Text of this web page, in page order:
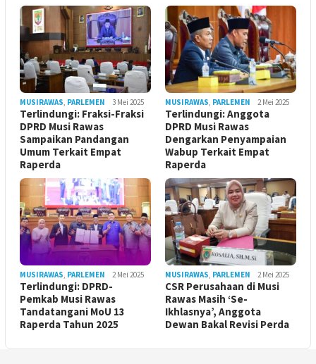
MUSIRAWAS, PARLEMEN 3 Mei 2025
Terlindungi: Fraksi-Fraksi
DPRD Musi Rawas
Sampaikan Pandangan
Umum Terkait Empat
Raperda
MUSIRAWAS, PARLEMEN 2 Mei 2025
Terlindungi: Anggota
DPRD Musi Rawas
Dengarkan Penyampaian
Wabup Terkait Empat
Raperda
MUSIRAWAS, PARLEMEN 2 Mei 2025
Terlindungi: DPRD-
Pemkab Musi Rawas
Tandatangani MoU 13
Raperda Tahun 2025
MUSIRAWAS, PARLEMEN 2 Mei 2025
CSR Perusahaan di Musi
Rawas Masih ‘Se-
Ikhlasnya’, Anggota
Dewan Bakal Revisi Perda ‎